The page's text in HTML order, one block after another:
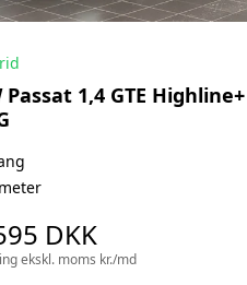
Passat 1,4 GTE
DKK
ekskl. moms kr./md